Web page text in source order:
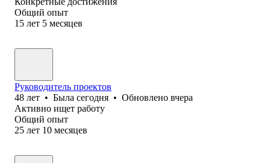
Общий опыт
15 лет 5 месяцев
Руководитель проектов
48 лет • Была сегодня • Обновлено вчера
Активно ищет работу
Общий опыт
25 лет 10 месяцев